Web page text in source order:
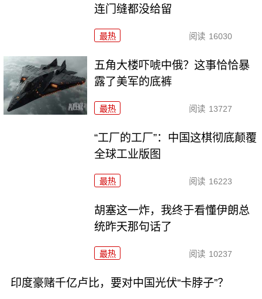
连门缝都没给留
最热 阅读 16030
五角大楼吓唬中俄？这事恰恰暴
露了美军的底裤
最热 阅读 13727
“工厂的工厂”：中国这棋彻底颠覆
全球工业版图
最热 阅读 16223
胡塞这一炸，我终于看懂伊朗总
统昨天那句话了
最热 阅读 10237
印度豪赌千亿卢比，要对中国光伏“卡脖子”？